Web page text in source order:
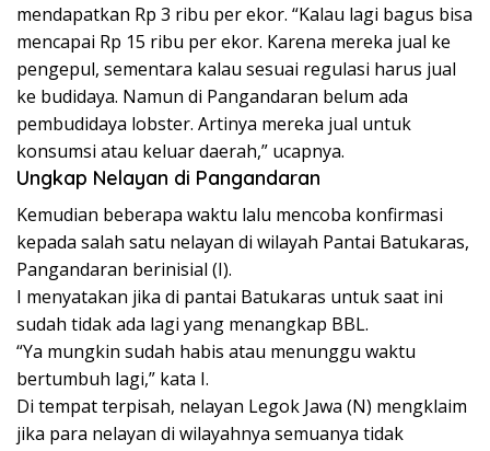
mendapatkan Rp 3 ribu per ekor. “Kalau lagi bagus bisa
mencapai Rp 15 ribu per ekor. Karena mereka jual ke
pengepul, sementara kalau sesuai regulasi harus jual
ke budidaya. Namun di Pangandaran belum ada
pembudidaya lobster. Artinya mereka jual untuk
konsumsi atau keluar daerah,” ucapnya.
Ungkap Nelayan di Pangandaran
Kemudian beberapa waktu lalu mencoba konfirmasi
kepada salah satu nelayan di wilayah Pantai Batukaras,
Pangandaran berinisial (I).
I menyatakan jika di pantai Batukaras untuk saat ini
sudah tidak ada lagi yang menangkap BBL.
“Ya mungkin sudah habis atau menunggu waktu
bertumbuh lagi,” kata I.
Di tempat terpisah, nelayan Legok Jawa (N) mengklaim
jika para nelayan di wilayahnya semuanya tidak